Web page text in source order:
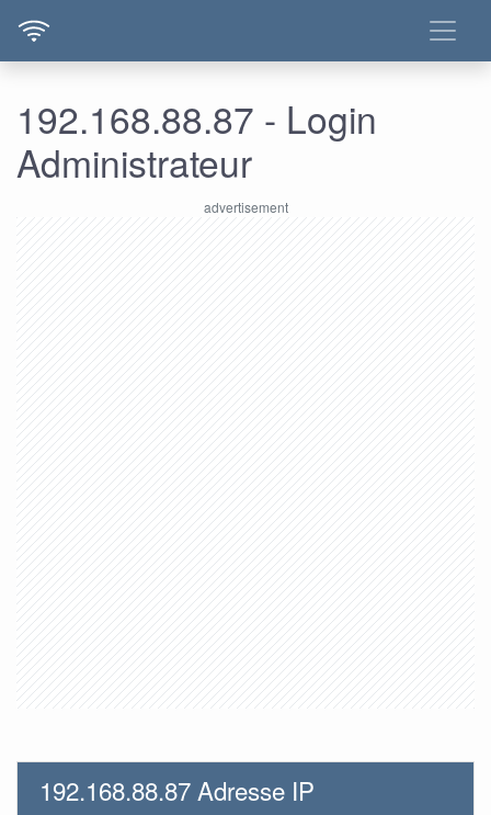
192.168.88.87 - Login
Administrateur
192.168.88.87 Adresse IP